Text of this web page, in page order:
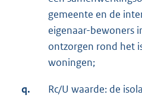
gemeente en de
eigenaar-bewoners
ontzorgen rond het
woningen;
q. Rc/U waarde: de